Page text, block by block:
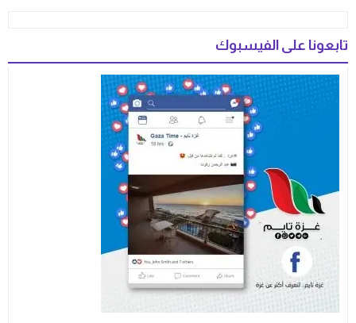
تابعونا على الفيسبوك